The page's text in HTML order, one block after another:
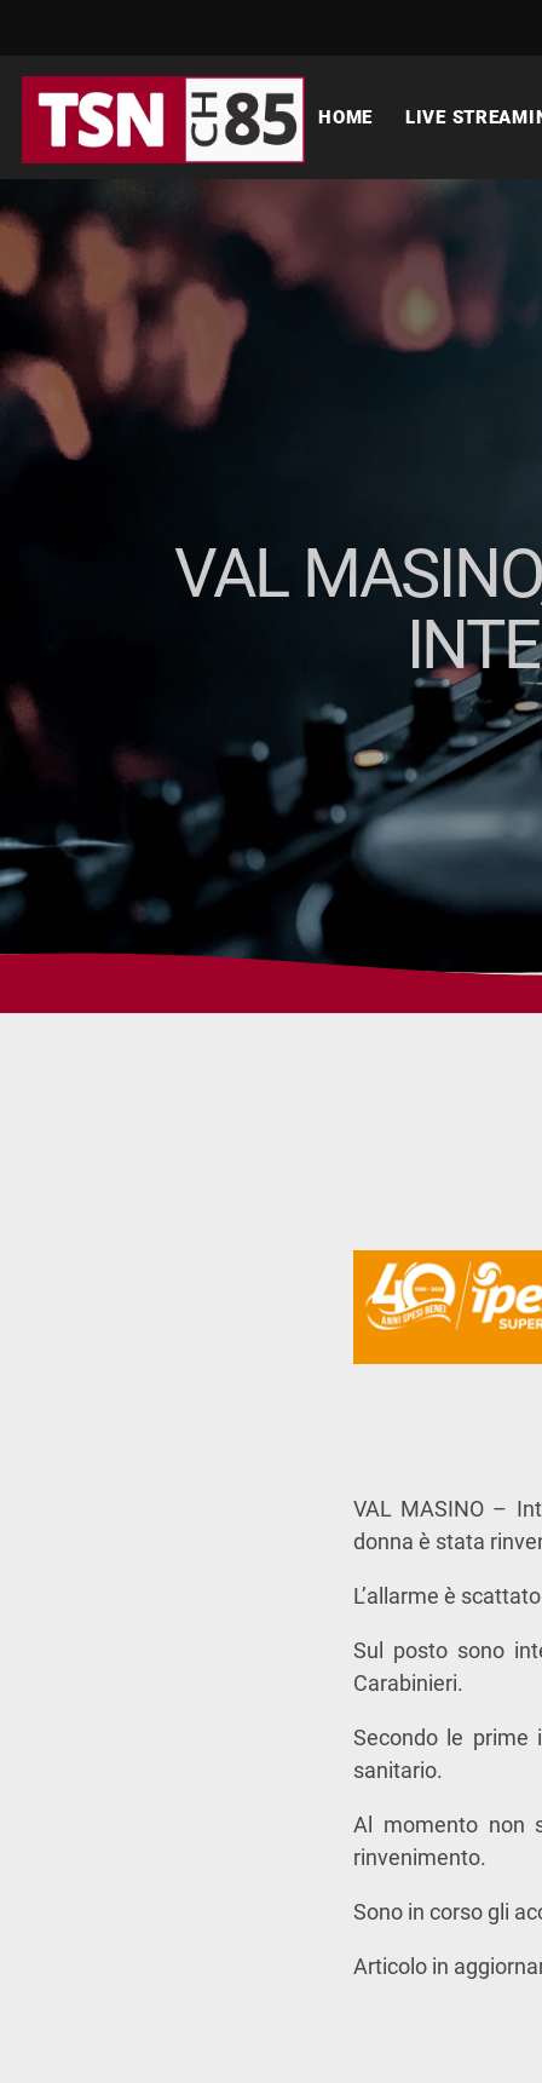
HOME LIVE
VAL
VAL MASINO –
donna è stata
L’allarme è
Sul posto sono
Carabinieri.
Secondo le prime
sanitario.
Al momento non
rinvenimento.
Sono in corso gli
Articolo in